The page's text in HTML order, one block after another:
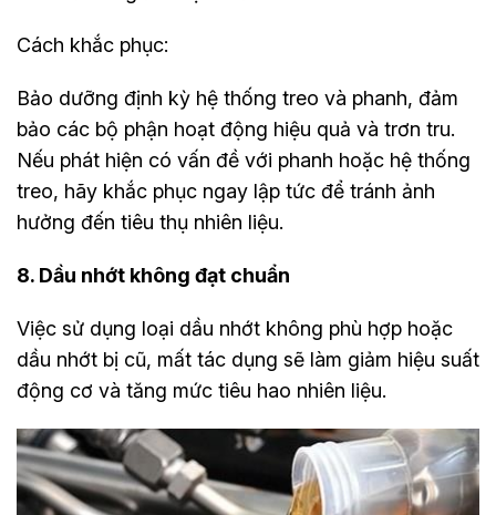
Cách khắc phục:
Bảo dưỡng định kỳ hệ thống treo và phanh, đảm
bảo các bộ phận hoạt động hiệu quả và trơn tru.
Nếu phát hiện có vấn đề với phanh hoặc hệ thống
treo, hãy khắc phục ngay lập tức để tránh ảnh
hưởng đến tiêu thụ nhiên liệu.
8. Dầu nhớt không đạt chuẩn
Việc sử dụng loại dầu nhớt không phù hợp hoặc
dầu nhớt bị cũ, mất tác dụng sẽ làm giảm hiệu suất
động cơ và tăng mức tiêu hao nhiên liệu.